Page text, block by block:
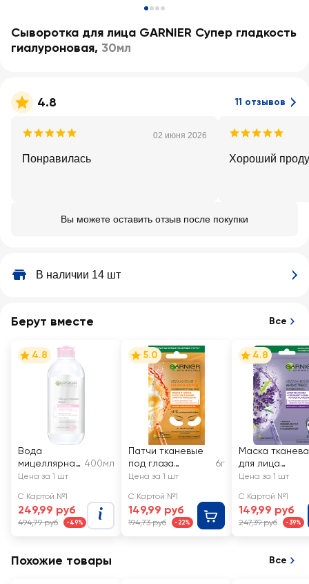
Сыворотка для лица GARNIER Супер гладкость
гиалуроновая, 30мл
4.8 11 отзывов
02 июня 2026
Понравилась Хороший
Вы можете оставить отзыв после покупки
В наличии 14 шт
Берут вместе Все
4.8
Вода
мицеллярная
для лица
с
глицерином
и П-
для всех
400мл
Цена за 1 шт
С Картой №1
249,99 руб
494,79 руб -49%
5.0
Патчи тканевые
под глаза
GARNIER
Свежий взгляд с
гиалуроновой
кислотой, против
6г
Цена за 1 шт
С Картой №1
149,99 руб
194,73 руб -22%
4.8
Маска
для лица
GARNIER
Антистресс с
гиалуроновой
кислотой,
и
Цена за 1 шт
С Картой №1
149,99 руб
247,39 руб -39%
Похожие товары Все